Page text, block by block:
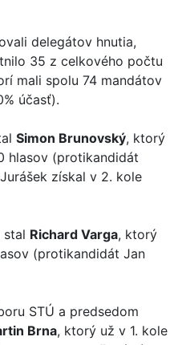
delegátov hnutia,
35 z celkového počtu
mali spolu 74 mandátov
účasť).
Simon Brunovský, ktorý
hlasov (protikandidát
získal v 2. kole
stal Richard Varga, ktorý
(protikandidát Jan
STÚ a predsedom
Brna, ktorý už v 1. kole